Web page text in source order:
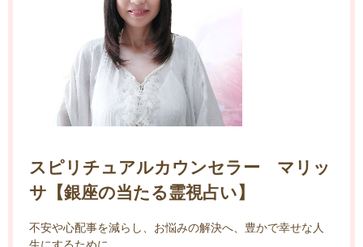
スピリチュアルカウンセラー マリッ
サ【銀座の当たる霊視占い】
不安や心配事を減らし、お悩みの解決へ、豊かで幸せな人